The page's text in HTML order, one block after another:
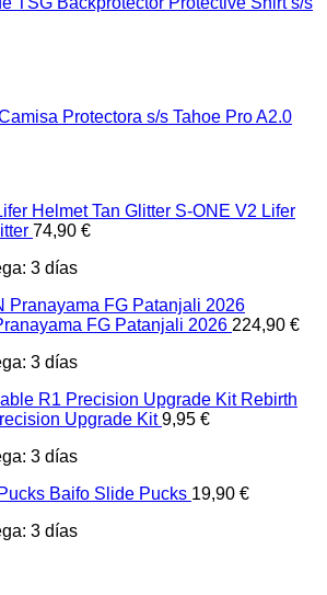
Protectora s/s Tahoe Pro A2.0
S-ONE V2 Lifer
74,90 €
3 días
FG Patanjali 2026 224,90 €
3 días
Rebirth
Upgrade Kit 9,95 €
3 días
Baifo Slide Pucks 19,90 €
3 días